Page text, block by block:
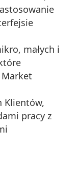
małych i
Klientów,
pracy z